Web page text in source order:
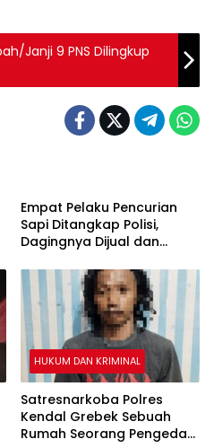
Janji 9 PNS Dilingkup
Empat Pelaku Pencurian
Sapi Ditangkap Polisi,
Dagingnya Dijual dan
HUKUM DAN KRIMINAL
Satresnarkoba Polres
Kendal Grebek Sebuah
Rumah Seorang Pengedar
HUKUM DAN KRIMINAL